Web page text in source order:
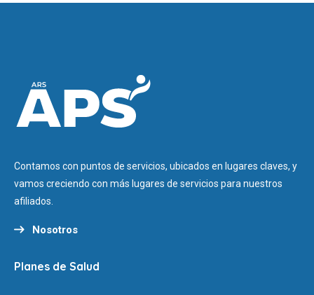
Contamos con puntos de servicios, ubicados en lugares claves, y
vamos creciendo con más lugares de servicios para nuestros
afiliados.
Nosotros
Planes de Salud